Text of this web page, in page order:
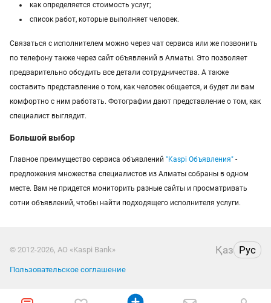
как определяется стоимость услуг;
список работ, которые выполняет человек.
Связаться с исполнителем можно через чат сервиса или же позвонить
по телефону также через сайт объявлений в Алматы. Это позволяет
предварительно обсудить все детали сотрудничества. А также
составить представление о том, как человек общается, и будет ли вам
комфортно с ним работать. Фотографии дают представление о том, как
специалист выглядит.
Большой выбор
Главное преимущество сервиса объявлений "Kaspi Объявления" -
предложения множества специалистов из Алматы собраны в одном
месте. Вам не придется мониторить разные сайты и просматривать
сотни объявлений, чтобы найти подходящего исполнителя услуги.
© 2012-2026, АО «Kaspi Bank» Қаз Рус
Пользовательское соглашение